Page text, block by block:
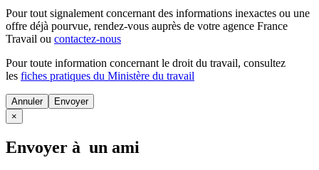
Pour tout signalement concernant des informations inexactes ou une
offre déjà pourvue, rendez-vous auprès de votre agence France
Travail ou contactez-nous
Pour toute information concernant le droit du travail, consultez
les fiches pratiques du Ministère du travail
Annuler
×
Envoyer à un ami